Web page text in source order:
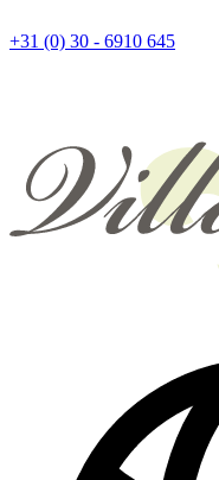
+31 (0) 30 - 6910 645